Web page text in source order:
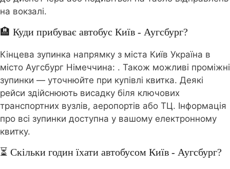
на вокзалі.
🏨 Куди прибуває автобус Київ - Аугсбург?
Кінцева зупинка напрямку з міста Київ Україна в
місто Аугсбург Німеччина: . Також можливі проміжні
зупинки — уточнюйте при купівлі квитка. Деякі
рейси здійснюють висадку біля ключових
транспортних вузлів, аеропортів або ТЦ. Інформація
про всі зупинки доступна у вашому електронному
квитку.
⏳ Скільки годин їхати автобусом Київ - Аугсбург?